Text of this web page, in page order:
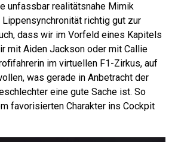
unfassbar realitätsnahe Mimik
richtig gut zur
dass wir im Vorfeld eines Kapitels
mit Aiden Jackson oder mit Callie
im virtuellen F1-Zirkus, auf
was gerade in Anbetracht der
eine gute Sache ist. So
favorisierten Charakter ins Cockpit